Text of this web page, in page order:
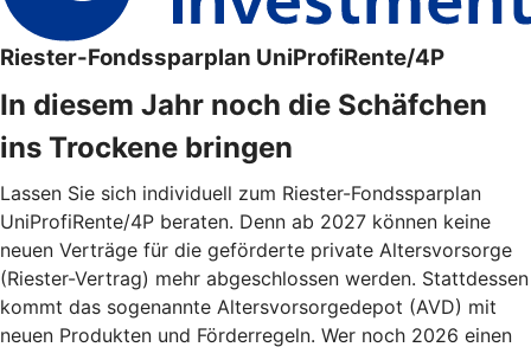
Riester-Fondssparplan UniProfiRente/4P
In diesem Jahr noch die Schäfchen
ins Trockene bringen
Lassen Sie sich individuell zum Riester-Fondssparplan
UniProfiRente/4P beraten. Denn ab 2027 können keine
neuen Verträge für die geförderte private Altersvorsorge
(Riester-Vertrag) mehr abgeschlossen werden. Stattdessen
kommt das sogenannte Altersvorsorgedepot (AVD) mit
neuen Produkten und Förderregeln. Wer noch 2026 einen